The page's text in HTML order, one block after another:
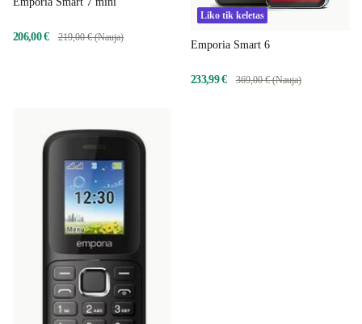
206,00 € 219,00 € (Nauja)
Liko tik keletas
Emporia Smart 6
233,99 € 369,00 € (Nauja)